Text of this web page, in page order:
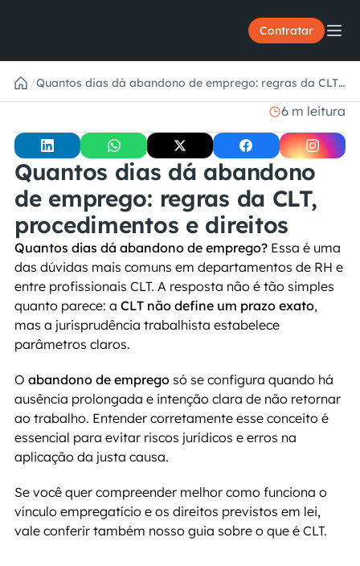
Contratar
/Quantos dias dá abandono de emprego: regras da CLT,
procedimentos e direitos
6 m leitura
Quantos dias dá abandono
de emprego: regras da CLT,
procedimentos e direitos
Quantos dias dá abandono de emprego? Essa é uma
das dúvidas mais comuns em departamentos de RH e
entre profissionais CLT. A resposta não é tão simples
quanto parece: a CLT não define um prazo exato,
mas a jurisprudência trabalhista estabelece
parâmetros claros.
O abandono de emprego só se configura quando há
ausência prolongada e intenção clara de não retornar
ao trabalho. Entender corretamente esse conceito é
essencial para evitar riscos jurídicos e erros na
aplicação da justa causa.
Se você quer compreender melhor como funciona o
vínculo empregatício e os direitos previstos em lei,
vale conferir também nosso guia sobre o que é CLT.